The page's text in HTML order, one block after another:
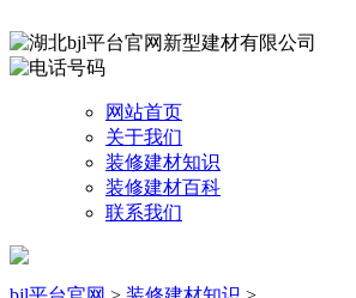
网站首页
关于我们
装修建材知识
装修建材百科
联系我们